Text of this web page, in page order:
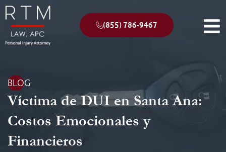
(855) 786-9467
BLOG
Víctima de DUI en Santa Ana:
Costos Emocionales y
Financieros